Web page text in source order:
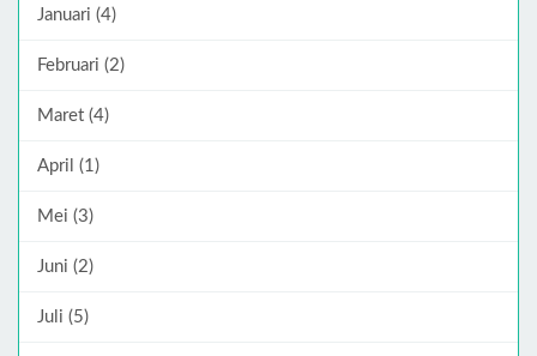
Januari (4)
Februari (2)
Maret (4)
April (1)
Mei (3)
Juni (2)
Juli (5)